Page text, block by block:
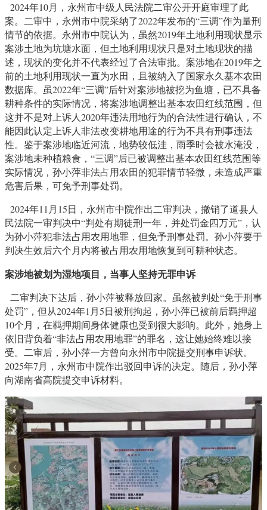
2024年10月，永州市中级人民法院二审公开开庭审理了此
案。二审中，永州市中院采纳了2022年发布的“三调”作为量刑
情节的依据。永州市中院认为，虽然2019年土地利用现状显示
案涉土地为坑塘水面，但土地利用现状只是对土地现状的描
述，现状的变化并不代表经过了合法审批。案涉地在2019年之
前的土地利用现状一直为水田，且被纳入了国家永久基本农田
数据库。虽2022年“三调”后针对案涉地被挖为鱼塘，已不具备
耕种条件的实际情况，将案涉地调整出基本农田红线范围，但
这并不是对上诉人2020年违法用地行为的合法性进行确认，不
能因此认定上诉人非法改变耕地用途的行为不具有刑事违法
性。鉴于案涉地临近河流，地势较低洼，雨季时会被水淹没，
案涉地未种植粮食，“三调”后已被调整出基本农田红线范围等
实际情况，孙小萍非法占用农田的犯罪情节轻微，未造成严重
危害后果，可免予刑事处罚。
2024年11月15日，永州市中院作出二审判决，撤销了道县人
民法院一审判决中“判处有期徒刑一年，并处罚金四万元”，认
为孙小萍犯非法占用农用地罪，但免予刑事处罚。孙小萍要于
判决生效后六个月内将被占用农用地恢复到可耕种状态。
案涉地被划为湿地项目，当事人坚持无罪申诉
二审判决下达后，孙小萍被释放回家。虽然被判处“免于刑事
处罚”，但从2024年1月5日被刑拘起，孙小萍已被前后羁押超
10个月，在羁押期间身体健康也受到很大影响。此外，她身上
依旧背负着“非法占用农用地罪”的罪名，这让她始终难以接
受。二审后，孙小萍一方曾向永州市中院提交刑事申诉状。
2025年7月，永州市中院作出驳回申诉的决定。随后，孙小萍
向湖南省高院提交申诉材料。